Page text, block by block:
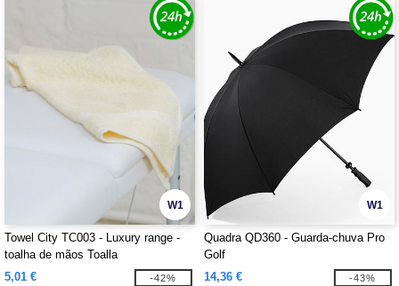
W1
Towel City TC003 - Luxury range -
toalha de mãos Toalla
5,01 €
-42%
W1
Quadra QD360 - Guarda-chuva Pro
Golf
14,36 €
-43%